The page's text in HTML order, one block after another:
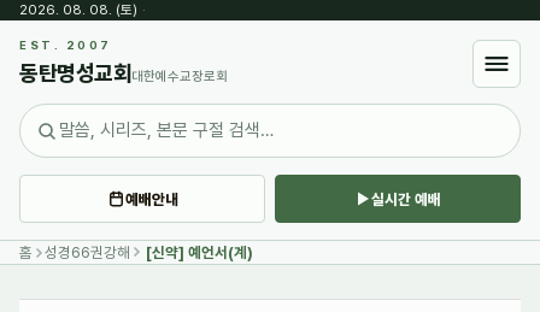
2026. 08. 08. (토) ·
EST. 2007
동탄명성교회 대한예수교장로회
예배안내 실시간 예배
홈 성경66권강해 [신약] 예언서(계)
Sketchbook5, 스케치북5
Sketchbook5, 스케치북5